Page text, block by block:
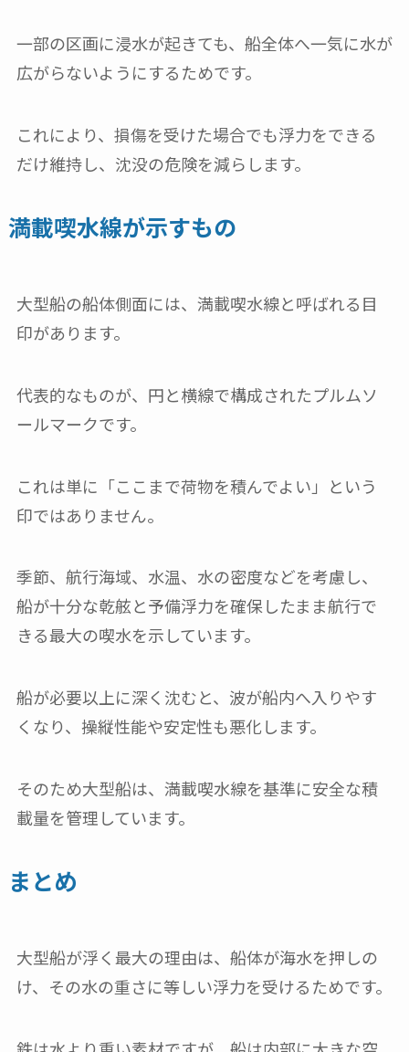
一部の区画に浸水が起きても、船全体へ一気に水が
広がらないようにするためです。
これにより、損傷を受けた場合でも浮力をできる
だけ維持し、沈没の危険を減らします。
満載喫水線が示すもの
大型船の船体側面には、満載喫水線と呼ばれる目
印があります。
代表的なものが、円と横線で構成されたプルムソ
ールマークです。
これは単に「ここまで荷物を積んでよい」という
印ではありません。
季節、航行海域、水温、水の密度などを考慮し、
船が十分な乾舷と予備浮力を確保したまま航行で
きる最大の喫水を示しています。
船が必要以上に深く沈むと、波が船内へ入りやす
くなり、操縦性能や安定性も悪化します。
そのため大型船は、満載喫水線を基準に安全な積
載量を管理しています。
まとめ
大型船が浮く最大の理由は、船体が海水を押しの
け、その水の重さに等しい浮力を受けるためです。